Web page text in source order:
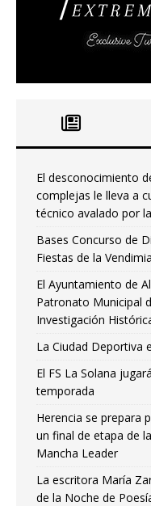
El desconocimiento
complejas le lleva a
técnico avalado por
Bases Concurso de
Fiestas de la
El Ayuntamiento de
Patronato Municipal
Investigación
La Ciudad Deportiva
El FS La Solana
temporada
Herencia se prepara
un final de etapa de
Mancha Leader
La escritora María
de la Noche de